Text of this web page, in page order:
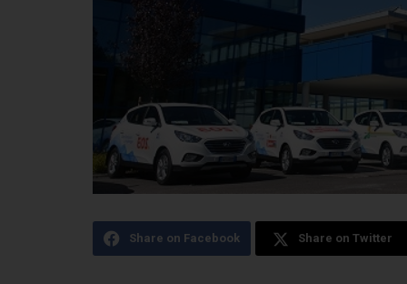
Share on Facebook Share on Twitter